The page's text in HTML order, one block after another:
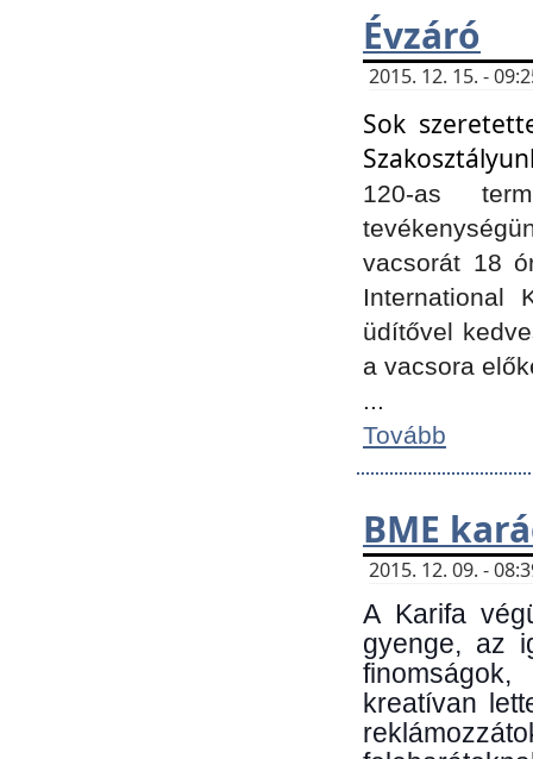
Évzáró
2015. 12. 15. -
Sok
120-as
vacsorát 18
International
üdítővel
a vacsora
...
Tovább
BME
2015. 12. 09. -
A Karifa
gyenge, az
kreatívan